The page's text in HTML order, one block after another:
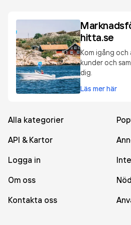
hitta.se
Kom igång och
kunder och
dig.
Läs mer här
Alla kategorier
API & Kartor
Logga in
Om oss
Kontakta oss